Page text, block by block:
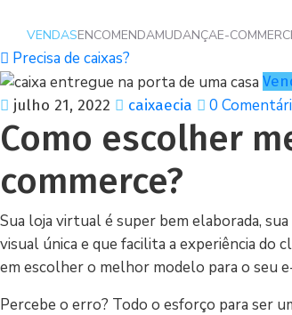
VENDASENCOMENDAMUDANÇAE-
Precisa de caixas?
julho 21, 2022
caixaecia 0
Como escolher
commerce?
Sua loja virtual é super bem elaborada,
visual única e que facilita a experiência do
em escolher o melhor modelo para o seu
Percebe o erro? Todo o esforço para ser